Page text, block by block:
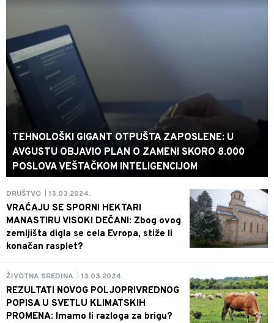
TEHNOLOŠKI GIGANT OTPUŠTA ZAPOSLENE: U
AVGUSTU OBJAVIO PLAN O ZAMENI SKORO 8.000
POSLOVA VEŠTAČKOM INTELIGENCIJOM
DRUŠTVO 13.03.2024.
VRAĆAJU SE SPORNI HEKTARI
MANASTIRU VISOKI DEČANI: Zbog ovog
zemljišta digla se cela Evropa, stiže li
konačan rasplet?
ŽIVOTNA SREDINA 13.03.2024.
REZULTATI NOVOG POLJOPRIVREDNOG
POPISA U SVETLU KLIMATSKIH
PROMENA: Imamo li razloga za brigu?